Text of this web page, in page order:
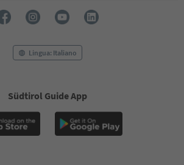
Lingua: Italiano
Südtirol Guide App